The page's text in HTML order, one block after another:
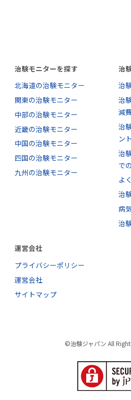
治験モニターを探す
北海道の治験モニター
関東の治験モニター
中部の治験モニター
近畿の治験モニター
中国の治験モニター
四国の治験モニター
九州の治験モニター
治
治
治
減
治
ント
治
で
よ
治
病
治
運営会社
プライバシーポリシー
運営会社
サイトマップ
©治験ジャパン All